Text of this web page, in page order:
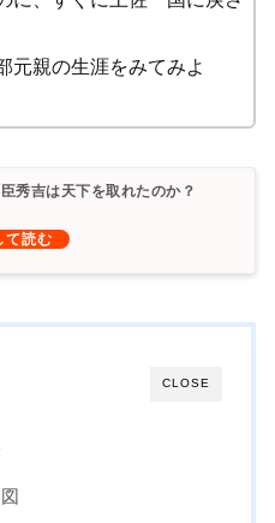
元親の生涯をみてみよ
秀吉は天下を取れたのか？
CLOSE